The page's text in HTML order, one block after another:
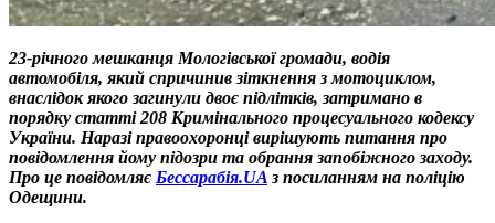
23-річного мешканця Мологівської громади, водія
автомобіля, який спричинив зіткнення з мотоциклом,
внаслідок якого загинули двоє підлітків, затримано в
порядку статті 208 Кримінального процесуального кодексу
України. Наразі правоохоронці вирішують питання про
повідомлення йому підозри та обрання запобіжного заходу.
Про це повідомляє Бессарабія.UA з посиланням на поліцію
Одещини.